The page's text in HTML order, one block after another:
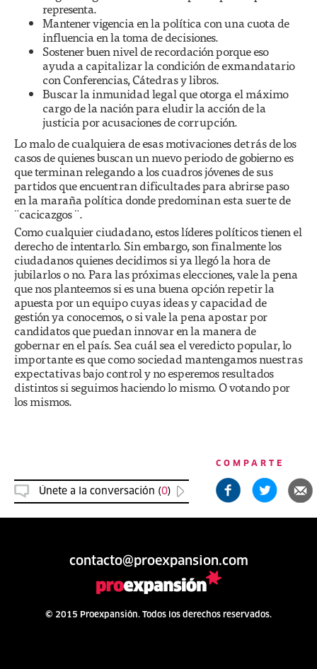
representa.
Mantener vigencia en la política con una cuota de
influencia en la toma de decisiones.
Sostener buen nivel de recordación porque eso
ayuda a capitalizar la condición de exmandatario
con Conferencias, Cátedras y libros.
Buscar la inmunidad legal que otorga el máximo
cargo de la nación para eludir la acción de la
justicia por acusaciones de corrupción.
Lo malo de cualquiera de esas motivaciones detrás de los
casos de quienes buscan un nuevo periodo de gobierno es
que terminan relegando a los cuadros jóvenes de sus
partidos que encuentran dificultades para abrirse paso
en la maraña política donde predominan esta suerte de
¨cacicazgos ¨.
Como cualquier ciudadano, estos líderes políticos tienen el
derecho de intentarlo. Sin embargo, son finalmente los
ciudadanos quienes decidimos si ya llegó la hora de
jubilarlos o no. Para las próximas elecciones, vale la pena
que nos planteemos si es una buena opción repetir la
apuesta por un equipo cuyas ideas y capacidad de
gestión ya conocemos, o si vale la pena apostar por
candidatos que puedan innovar en la manera de
gobernar en el país. Sea cuál sea el veredicto popular, lo
importante es que como sociedad mantengamos nuestras
expectativas bajo control y no esperemos resultados
distintos si seguimos haciendo lo mismo. O votando por
los mismos.
Únete a la conversación (0)
COMPARTE
contacto@proexpansion.com
© 2015 Proexpansión. Todos los derechos reservados.